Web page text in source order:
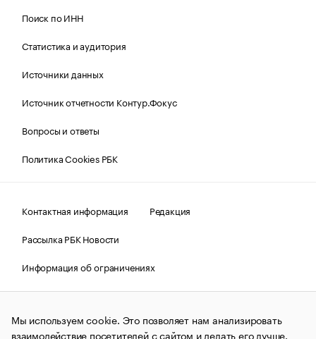
Поиск по ИНН
Статистика и аудитория
Источники данных
Источник отчетности Контур.Фокус
Вопросы и ответы
Политика Cookies РБК
Контактная информация
Редакция
Рассылка РБК Новости
Информация об ограничениях
Правовая информация
О соблюдении авторских прав
© АО «РОСБИЗНЕСКОНСАЛТИНГ»,1995–2026.Сообщения
и материалы информационного агентства «РБК»
Мы используем cookie. Это позволяет нам анализировать
взаимодействие посетителей с сайтом и делать его лучше.